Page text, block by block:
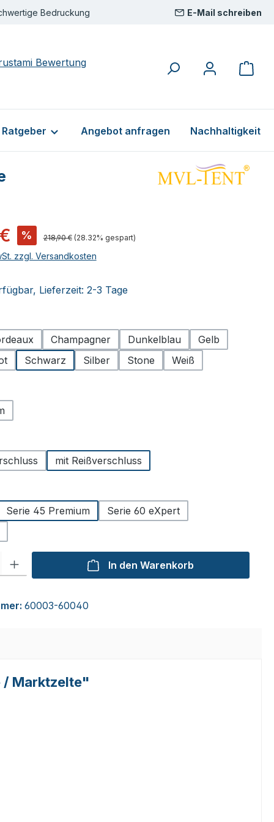
Bedruckung E-Mail schreiben
Angebot anfragen Nachhaltigkeit
% Regulärer Preis:
218,90 € (28.32% gespart)
zzgl. Versandkosten
Lieferzeit: 2-3 Tage
Champagner Dunkelblau
Gelb
Schwarz Silber Stone Weiß
mit Reißverschluss
Serie 45 Premium
Serie 60 eXpert
Gib den gewünschten Wert ein oder benutze die Schaltflächen
In den Warenkorb
60003-60040
/ Marktzelte"